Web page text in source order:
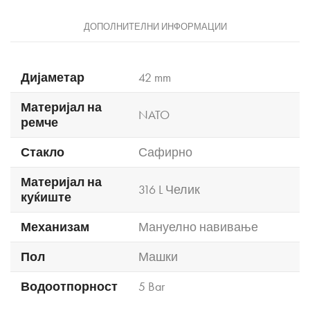
ДОПОЛНИТЕЛНИ ИНФОРМАЦИИ
Дијаметар
42 mm
Материјал на
ремче
NATO
Стакло
Сафирно
Материјал на
куќиште
316 L Челик
Механизам
Мануелно навивање
Пол
Машки
Водоотпорност
5 Bar